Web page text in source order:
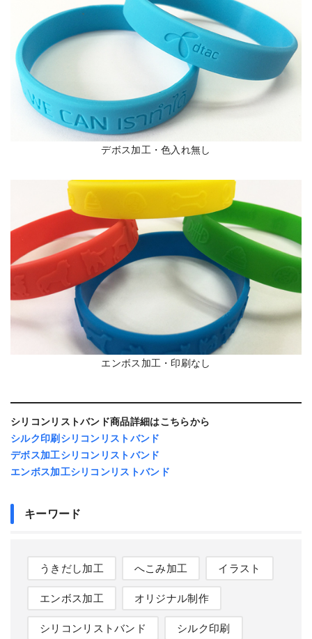
デボス加工・色入れ無し
エンボス加工・印刷なし
シリコンリストバンド商品詳細はこちらから
シルク印刷シリコンリストバンド
デボス加工シリコンリストバンド
エンボス加工シリコンリストバンド
キーワード
うきだし加工 へこみ加工 イラスト
エンボス加工 オリジナル制作
シリコンリストバンド シルク印刷